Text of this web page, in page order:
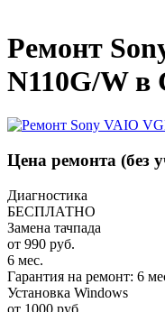
Ремонт
N110G/W в
Цена ремонта (без
Диагностика
БЕСПЛАТНО
Замена тачпада
от 990 руб.
6 мес.
Гарантия на ремонт: 6
Установка Windows
от 1000 руб.